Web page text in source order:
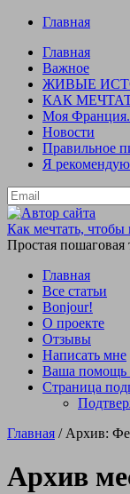
Главная
Главная
Важное
ЖИВЫЕ
КАК
Моя Франция.
Новости
Правильное
Я рекомендую
Как мечтать, чтобы
Простая
Главная
Все статьи
Bonjour!
О проекте
Отзывы
Написать мне
Ваша помощь
Страница
Главная / Архив:
Архив